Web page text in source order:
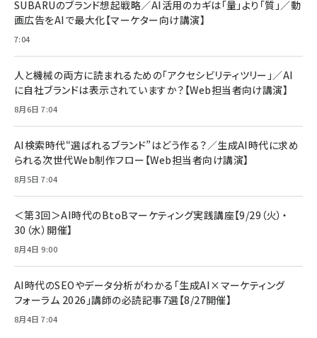
SUBARUのブランド想起戦略／AI活用のカギは「量」より「質」／動
画広告をAIで最大化【マーケター向け講演】
7:04
人と機械の両方に読まれるための「アクセシビリティツリー」／AI
に自社ブランドは表示されていますか？【Web担当者向け講演】
8月6日 7:04
AI検索時代“選ばれるブランド”はどう作る？／生成AI時代に求め
られる次世代Web制作フロー【Web担当者向け講演】
8月5日 7:04
＜第3回＞AI時代のBtoBマーケティング実践講座【9/29（火）・
30（水）開催】
8月4日 9:00
AI時代のSEOやデータ分析がわかる「生成AI×マーケティング
フォーラム 2026」講師の必読記事7選【8/27開催】
8月4日 7:04